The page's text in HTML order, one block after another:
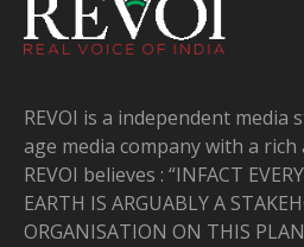
REVOI is a independent media
age media company with a rich
REVOI believes : “INFACT
EARTH IS ARGUABLY A
ORGANISATION ON THIS